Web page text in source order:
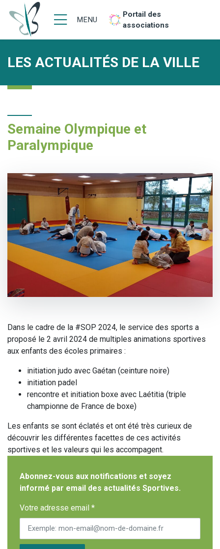
MENU
Portail des
associations
LES ACTUALITÉS DE LA VILLE
Semaine Olympique et
Paralympique
Dans le cadre de la #SOP 2024, le service des sports a
proposé le 2 avril 2024 de multiples animations sportives
aux enfants des écoles primaires :
initiation judo avec Gaétan (ceinture noire)
initiation padel
rencontre et initiation boxe avec Laétitia (triple
championne de France de boxe)
Les enfants se sont éclatés et ont été très curieux de
découvrir les différentes facettes de ces activités
sportives et les valeurs qui les accompagent.
Abonnez-vous aux notifications et soyez
informé par email des actualités Sportives.
Votre adresse email *